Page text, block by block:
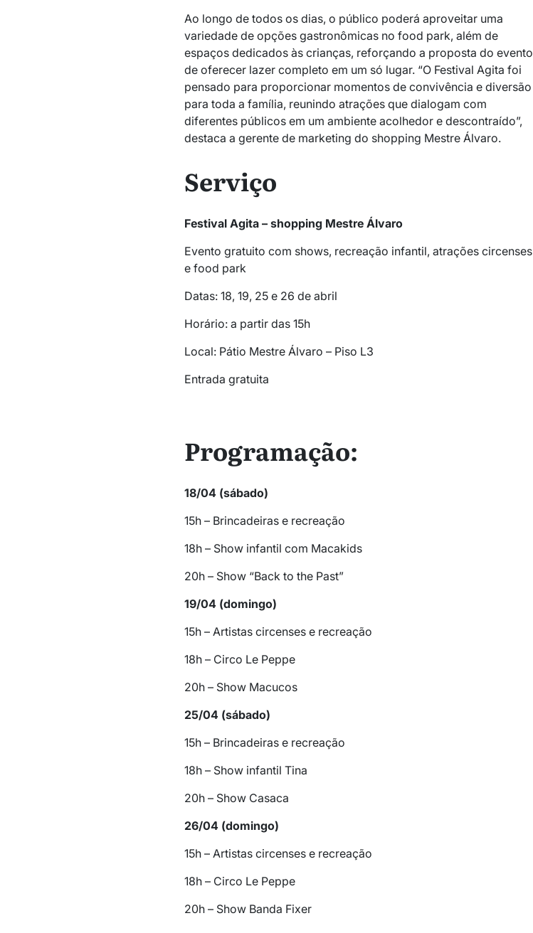
Ao longo de todos os dias, o público poderá aproveitar uma
variedade de opções gastronômicas no food park, além de
espaços dedicados às crianças, reforçando a proposta do evento
de oferecer lazer completo em um só lugar. “O Festival Agita foi
pensado para proporcionar momentos de convivência e diversão
para toda a família, reunindo atrações que dialogam com
diferentes públicos em um ambiente acolhedor e descontraído”,
destaca a gerente de marketing do shopping Mestre Álvaro.
Serviço
Festival Agita – shopping Mestre Álvaro
Evento gratuito com shows, recreação infantil, atrações circenses
e food park
Datas: 18, 19, 25 e 26 de abril
Horário: a partir das 15h
Local: Pátio Mestre Álvaro – Piso L3
Entrada gratuita
Programação:
18/04 (sábado)
15h – Brincadeiras e recreação
18h – Show infantil com Macakids
20h – Show “Back to the Past”
19/04 (domingo)
15h – Artistas circenses e recreação
18h – Circo Le Peppe
20h – Show Macucos
25/04 (sábado)
15h – Brincadeiras e recreação
18h – Show infantil Tina
20h – Show Casaca
26/04 (domingo)
15h – Artistas circenses e recreação
18h – Circo Le Peppe
20h – Show Banda Fixer